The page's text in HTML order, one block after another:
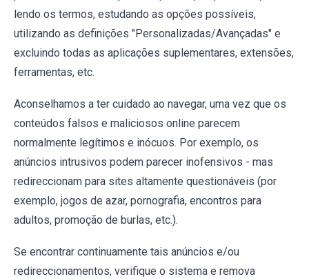
lendo os termos, estudando as opções possíveis,
utilizando as definições "Personalizadas/Avançadas" e
excluindo todas as aplicações suplementares, extensões,
ferramentas, etc.
Aconselhamos a ter cuidado ao navegar, uma vez que os
conteúdos falsos e maliciosos online parecem
normalmente legítimos e inócuos. Por exemplo, os
anúncios intrusivos podem parecer inofensivos - mas
redireccionam para sites altamente questionáveis (por
exemplo, jogos de azar, pornografia, encontros para
adultos, promoção de burlas, etc.).
Se encontrar continuamente tais anúncios e/ou
redireccionamentos, verifique o sistema e remova